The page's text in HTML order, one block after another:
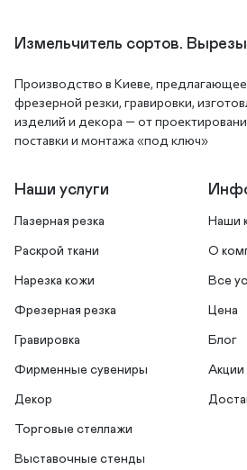
Измельчитель сортов.
Производство в Киеве, предлагающее
фрезерной резки, гравировки,
изделий и декора — от
поставки и монтажа «под ключ»
Наши услуги
Лазерная резка
Раскрой ткани
Нарезка кожи
Фрезерная резка
Гравировка
Фирменные сувениры
Декор
Торговые стеллажи
Выставочные стенды
Наши
О
Все
Цена
Блог
Акции